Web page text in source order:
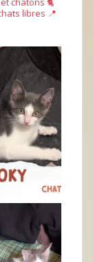
libres 📍